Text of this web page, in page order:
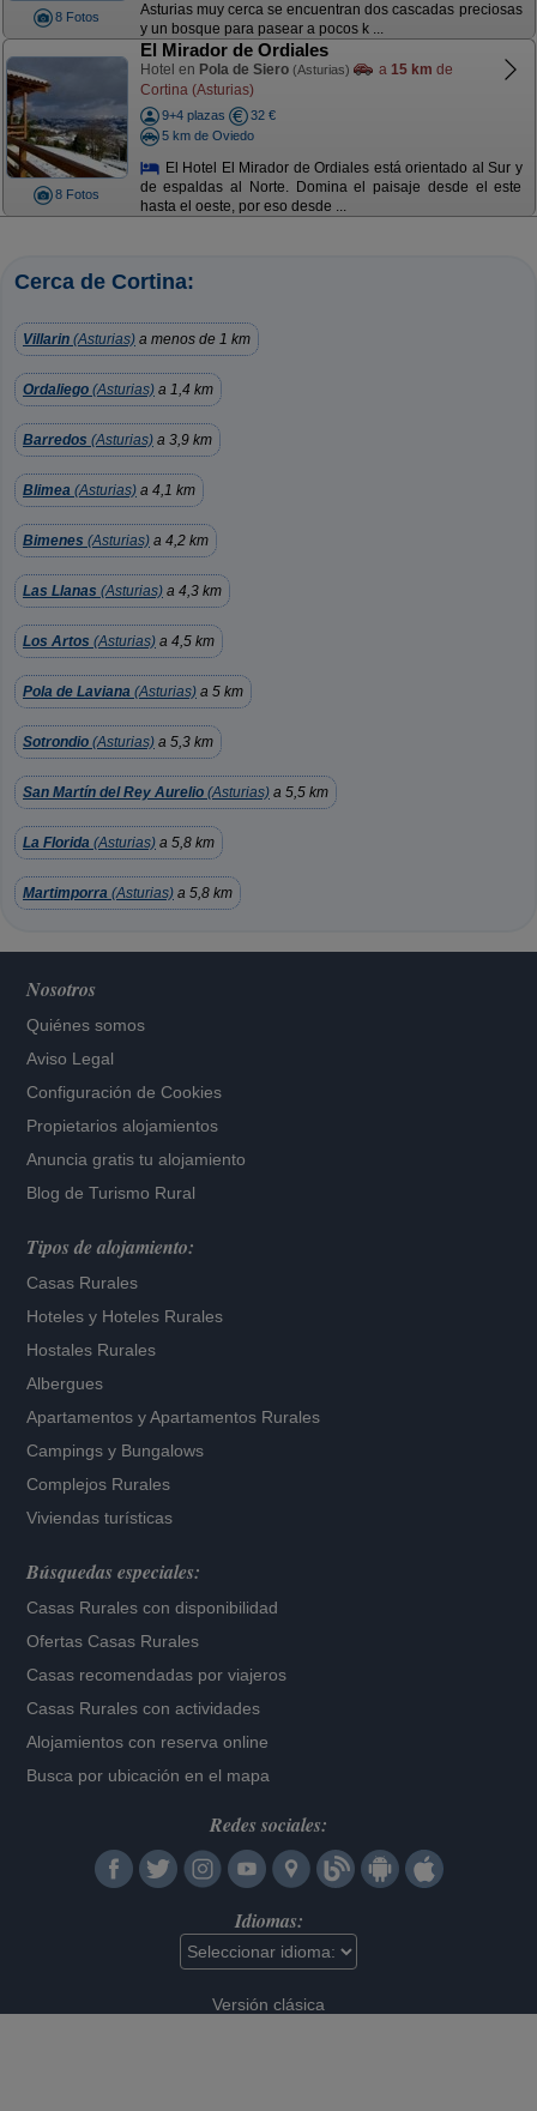
8 Fotos
Asturias muy cerca se encuentran dos cascadas preciosas
y un bosque para pasear a pocos k ...
8 Fotos
El Mirador de Ordiales
Hotel en Pola de Siero (Asturias) a 15 km de
Cortina (Asturias)
9+4 plazas
32 €
5 km de Oviedo
El Hotel El Mirador de Ordiales está orientado al Sur y
de espaldas al Norte. Domina el paisaje desde el este
hasta el oeste, por eso desde ...
Cerca de Cortina:
Villarin (Asturias) a menos de 1 km
Ordaliego (Asturias) a 1,4 km
Barredos (Asturias) a 3,9 km
Blimea (Asturias) a 4,1 km
Bimenes (Asturias) a 4,2 km
Las Llanas (Asturias) a 4,3 km
Los Artos (Asturias) a 4,5 km
Pola de Laviana (Asturias) a 5 km
Sotrondio (Asturias) a 5,3 km
San Martín del Rey Aurelio (Asturias) a 5,5 km
La Florida (Asturias) a 5,8 km
Martimporra (Asturias) a 5,8 km
Nosotros
Quiénes somos
Aviso Legal
Configuración de Cookies
Propietarios alojamientos
Anuncia gratis tu alojamiento
Blog de Turismo Rural
Tipos de alojamiento:
Casas Rurales
Hoteles y Hoteles Rurales
Hostales Rurales
Albergues
Apartamentos yApartamentos Rurales
Campings y Bungalows
Complejos Rurales
Viviendas turísticas
Búsquedas especiales:
Casas Rurales con disponibilidad
Ofertas Casas Rurales
Casas recomendadas por viajeros
Casas Rurales con actividades
Alojamientos con reserva online
Busca por ubicación en el mapa
Redes sociales:
Idiomas:
Versión clásica